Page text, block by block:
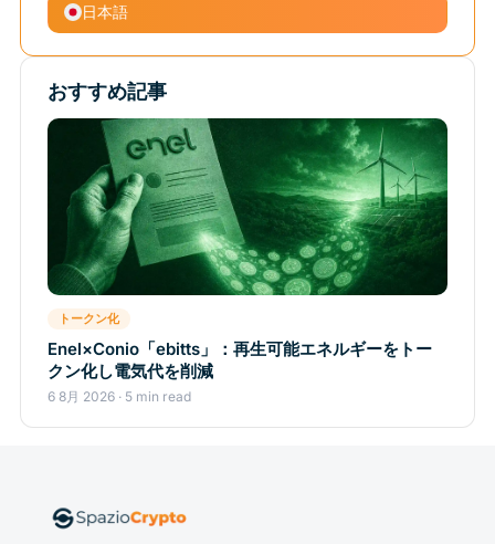
日本語
おすすめ記事
トークン化
Enel×Conio「ebitts」：再生可能エネルギーをトー
クン化し電気代を削減
6 8月 2026 · 5 min read